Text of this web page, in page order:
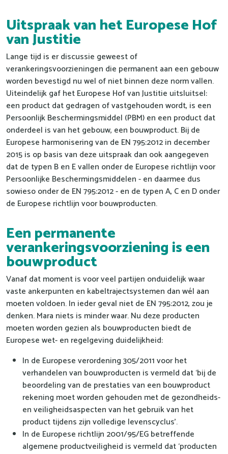
Uitspraak van het Europese Hof
van Justitie
Lange tijd is er discussie geweest of
verankeringsvoorzieningen die permanent aan een gebouw
worden bevestigd nu wel of niet binnen deze norm vallen.
Uiteindelijk gaf het Europese Hof van Justitie uitsluitsel:
een product dat gedragen of vastgehouden wordt, is een
Persoonlijk Beschermingsmiddel (PBM) en een product dat
onderdeel is van het gebouw, een bouwproduct. Bij de
Europese harmonisering van de EN 795:2012 in december
2015 is op basis van deze uitspraak dan ook aangegeven
dat de typen B en E vallen onder de Europese richtlijn voor
Persoonlijke Beschermingsmiddelen - en daarmee dus
sowieso onder de EN 795:2012 - en de typen A, C en D onder
de Europese richtlijn voor bouwproducten.
Een permanente
verankeringsvoorziening is een
bouwproduct
Vanaf dat moment is voor veel partijen onduidelijk waar
vaste ankerpunten en kabeltrajectsystemen dan wél aan
moeten voldoen. In ieder geval niet de EN 795:2012, zou je
denken. Mara niets is minder waar. Nu deze producten
moeten worden gezien als bouwproducten biedt de
Europese wet- en regelgeving duidelijkheid:
In de Europese verordening 305/2011 voor het
verhandelen van bouwproducten is vermeld dat ‘bij de
beoordeling van de prestaties van een bouwproduct
rekening moet worden gehouden met de gezondheids-
en veiligheidsaspecten van het gebruik van het
product tijdens zijn volledige levenscyclus’.
In de Europese richtlijn 2001/95/EG betreffende
algemene productveiligheid is vermeld dat ‘producten